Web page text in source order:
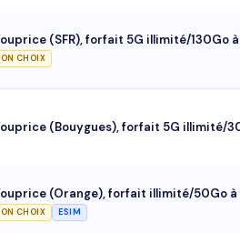
(SFR), forfait 5G illimité/130Go
CHOIX
(Bouygues), forfait 5G illimité/
(Orange), forfait illimité/50Go
CHOIX ESIM